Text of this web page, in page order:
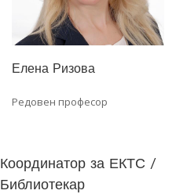
Елена Ризова
Редовен професор
Координатор за ЕКТС /
Библиотекар